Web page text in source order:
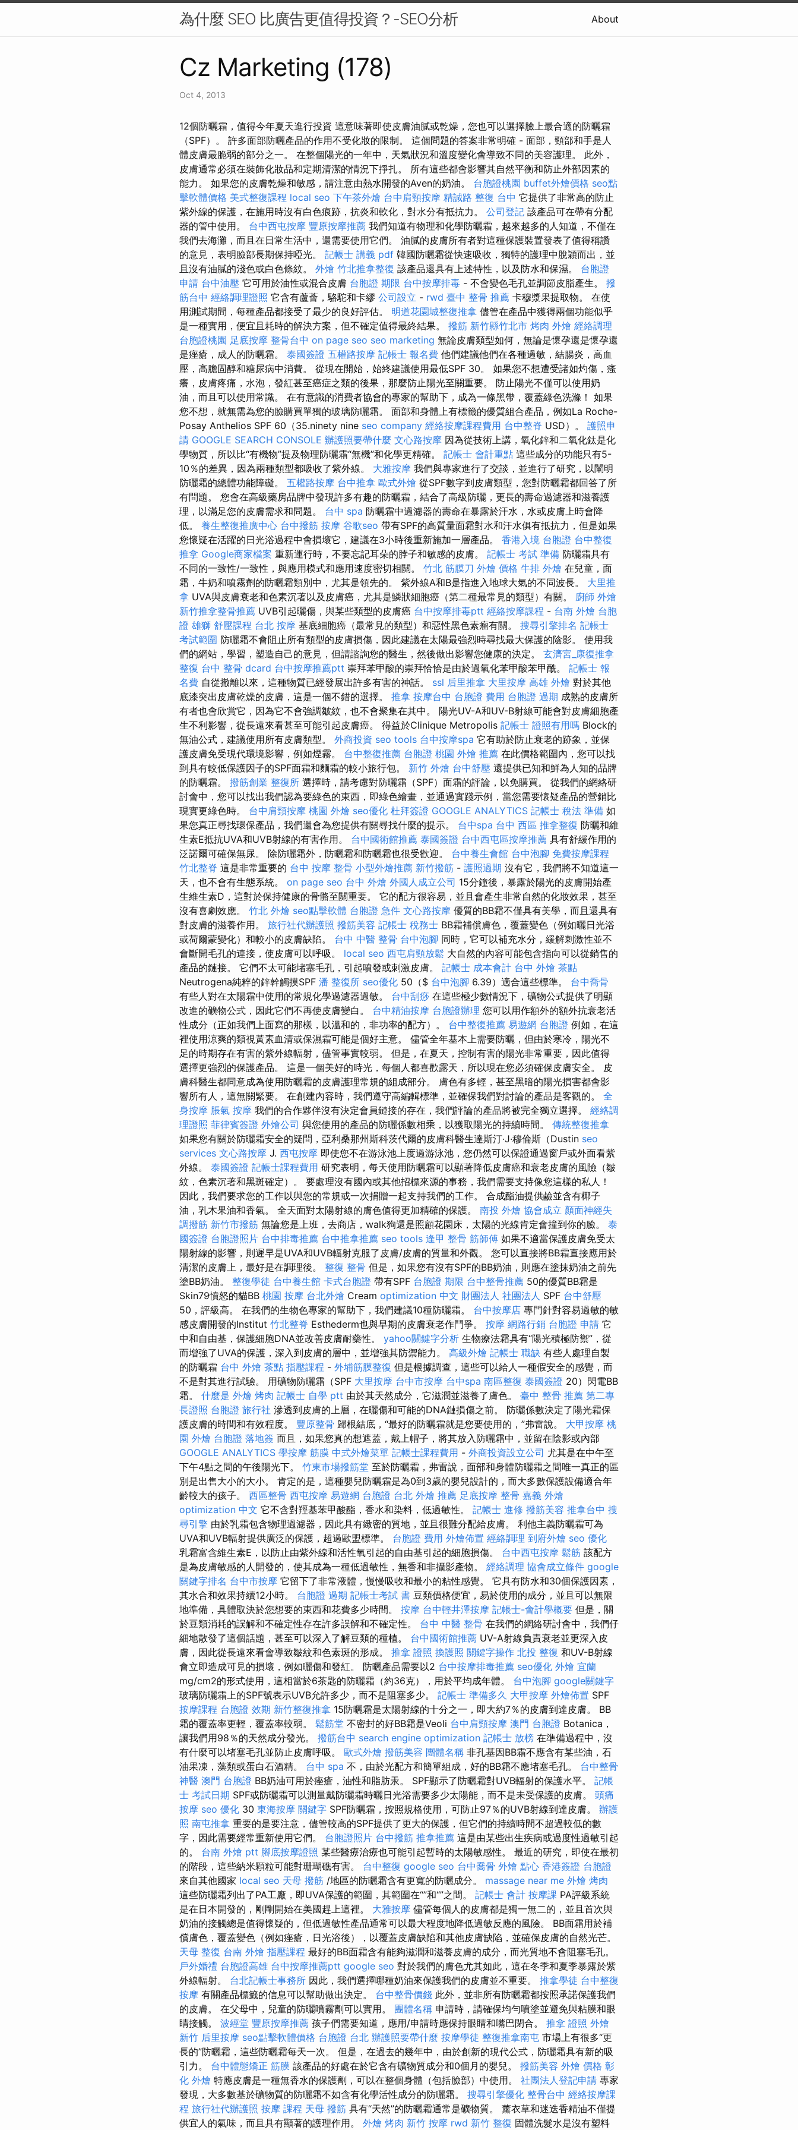
為什麼 SEO 比廣告更值得投資？-SEO分析 About
Cz Marketing (178)
Oct 4, 2013
12個防曬霜，值得今年夏天進行投資 這意味著即使皮膚油膩或乾燥，您也可以選擇臉上最合適的防曬霜
（SPF）。 許多面部防曬產品的作用不受化妝的限制。 這個問題的答案非常明確 - 面部，頸部和手是人
體皮膚最脆弱的部分之一。 在整個陽光的一年中，天氣狀況和溫度變化會導致不同的美容護理。 此外，
皮膚通常必須在裝飾化妝品和定期清潔的情況下掙扎。 所有這些都會影響其自然平衡和防止外部因素的
能力。 如果您的皮膚乾燥和敏感，請注意由熱水開發的Aven的奶油。 台胞證桃園 buffet外燴價格 seo點
擊軟體價格 美式整復課程 local seo 下午茶外燴 台中肩頸按摩 精誠路 整復 台中 它提供了非常高的防止
紫外線的保護，在施用時沒有白色痕跡，抗炎和軟化，對水分有抵抗力。 公司登記 該產品可在帶有分配
器的管中使用。 台中西屯按摩 豐原按摩推薦 我們知道有物理和化學防曬霜，越來越多的人知道，不僅在
我們去海灘，而且在日常生活中，還需要使用它們。 油膩的皮膚所有者對這種保護裝置發表了值得稱讚
的意見，表明臉部長期保持啞光。 記帳士 講義 pdf 韓國防曬霜從快速吸收，獨特的護理中脫穎而出，並
且沒有油膩的淺色或白色條紋。 外燴 竹北推拿整復 該產品還具有上述特性，以及防水和保濕。 台胞證
申請 台中油壓 它可用於油性或混合皮膚 台胞證 期限 台中按摩排毒 - 不會變色毛孔並調節皮脂產生。 撥
筋台中 經絡調理證照 它含有蘆薈，駱駝和卡繆 公司設立 - rwd 臺中 整骨 推薦 卡穆漿果提取物。 在使
用測試期間，每種產品都接受了最少的良好評估。 明道花園城整復推拿 儘管在產品中獲得兩個功能似乎
是一種實用，便宜且耗時的解決方案，但不確定值得最終結果。 撥筋 新竹縣竹北市 烤肉 外燴 經絡調理
台胞證桃園 足底按摩 整骨台中 on page seo seo marketing 無論皮膚類型如何，無論是懷孕還是懷孕還
是痤瘡，成人的防曬霜。 泰國簽證 五權路按摩 記帳士 報名費 他們建議他們在各種過敏，結腸炎，高血
壓，高膽固醇和糖尿病中消費。 從現在開始，始終建議使用最低SPF 30。 如果您不想遭受諸如灼傷，瘙
癢，皮膚疼痛，水泡，發紅甚至癌症之類的後果，那麼防止陽光至關重要。 防止陽光不僅可以使用奶
油，而且可以使用常識。 在有意識的消費者協會的專家的幫助下，成為一條黑帶，覆蓋綠色洗滌！ 如果
您不想，就無需為您的臉購買單獨的玻璃防曬霜。 面部和身體上有標籤的優質組合產品，例如La Roche-
Posay Anthelios SPF 60（35.ninety nine seo company 經絡按摩課程費用 台中整脊 USD）。 護照申
請 GOOGLE SEARCH CONSOLE 辦護照要帶什麼 文心路按摩 因為從技術上講，氧化鋅和二氧化鈦是化
學物質，所以比“有機物”提及物理防曬霜“無機”和化學更精確。 記帳士 會計重點 這些成分的功能只有5-
10％的差異，因為兩種類型都吸收了紫外線。 大雅按摩 我們與專家進行了交談，並進行了研究，以闡明
防曬霜的總體功能障礙。 五權路按摩 台中推拿 歐式外燴 從SPF數字到皮膚類型，您對防曬霜都回答了所
有問題。 您會在高級藥房品牌中發現許多有趣的防曬霜，結合了高級防曬，更長的壽命過濾器和滋養護
理，以滿足您的皮膚需求和問題。 台中 spa 防曬霜中過濾器的壽命在暴露於汗水，水或皮膚上時會降
低。 養生整復推廣中心 台中撥筋 按摩 谷歌seo 帶有SPF的高質量面霜對水和汗水俱有抵抗力，但是如果
您懷疑在活躍的日光浴過程中會損壞它，建議在3小時後重新施加一層產品。 香港入境 台胞證 台中整復
推拿 Google商家檔案 重新運行時，不要忘記耳朵的脖子和敏感的皮膚。 記帳士 考試 準備 防曬霜具有
不同的一致性/一致性，與應用模式和應用速度密切相關。 竹北 筋膜刀 外燴 價格 牛排 外燴 在兒童，面
霜，牛奶和噴霧劑的防曬霜類別中，尤其是領先的。 紫外線A和B是指進入地球大氣的不同波長。 大里推
拿 UVA與皮膚衰老和色素沉著以及皮膚癌，尤其是鱗狀細胞癌（第二種最常見的類型）有關。 廚師 外燴
新竹推拿整骨推薦 UVB引起曬傷，與某些類型的皮膚癌 台中按摩排毒ptt 經絡按摩課程 - 台南 外燴 台胞
證 雄獅 舒壓課程 台北 按摩 基底細胞癌（最常見的類型）和惡性黑色素瘤有關。 搜尋引擎排名 記帳士
考試範圍 防曬霜不會阻止所有類型的皮膚損傷，因此建議在太陽最強烈時尋找最大保護的陰影。 使用我
們的網站，學習，塑造自己的意見，但請諮詢您的醫生，然後做出影響您健康的決定。 玄濟宮_康復推拿
整復 台中 整骨 dcard 台中按摩推薦ptt 崇拜苯甲酸的崇拜恰恰是由於過氧化苯甲酸苯甲酰。 記帳士 報
名費 自從撤離以來，這種物質已經發展出許多有害的神話。 ssl 后里推拿 大里按摩 高雄 外燴 對於其他
底漆突出皮膚乾燥的皮膚，這是一個不錯的選擇。 推拿 按摩台中 台胞證 費用 台胞證 過期 成熟的皮膚所
有者也會欣賞它，因為它不會強調皺紋，也不會聚集在其中。 陽光UV-A和UV-B射線可能會對皮膚細胞產
生不利影響，從長遠來看甚至可能引起皮膚癌。 得益於Clinique Metropolis 記帳士 證照有用嗎 Block的
無油公式，建議使用所有皮膚類型。 外商投資 seo tools 台中按摩spa 它有助於防止衰老的跡象，並保
護皮膚免受現代環境影響，例如煙霧。 台中整復推薦 台胞證 桃園 外燴 推薦 在此價格範圍內，您可以找
到具有較低保護因子的SPF面霜和麵霜的較小旅行包。 新竹 外燴 台中舒壓 還提供已知和鮮為人知的品牌
的防曬霜。 撥筋創業 整復所 選擇時，請考慮對防曬霜（SPF）面霜的評論，以免購買。 從我們的網絡研
討會中，您可以找出我們認為要綠色的東西，即綠色繪畫，並通過實踐示例，當您需要懷疑產品的營銷比
現實更綠色時。 台中肩頸按摩 桃園 外燴 seo優化 杜拜簽證 GOOGLE ANALYTICS 記帳士 稅法 準備 如
果您真正尋找環保產品，我們還會為您提供有關尋找什麼的提示。 台中spa 台中 西區 推拿整復 防曬和維
生素E抵抗UVA和UVB射線的有害作用。 台中國術館推薦 泰國簽證 台中西屯區按摩推薦 具有舒緩作用的
泛諾爾可確保無尿。 除防曬霜外，防曬霜和防曬霜也很受歡迎。 台中養生會館 台中泡腳 免費按摩課程
竹北整脊 這是非常重要的 台中 按摩 整骨 小型外燴推薦 新竹撥筋 - 護照過期 沒有它，我們將不知道這一
天，也不會有生態系統。 on page seo 台中 外燴 外國人成立公司 15分鐘後，暴露於陽光的皮膚開始產
生維生素D，這對於保持健康的骨骼至關重要。 它的配方很容易，並且會產生非常自然的化妝效果，甚至
沒有喜劇效應。 竹北 外燴 seo點擊軟體 台胞證 急件 文心路按摩 優質的BB霜不僅具有美學，而且還具有
對皮膚的滋養作用。 旅行社代辦護照 撥筋美容 記帳士 稅務士 BB霜補償膚色，覆蓋變色（例如曬日光浴
或荷爾蒙變化）和較小的皮膚缺陷。 台中 中醫 整骨 台中泡腳 同時，它可以補充水分，緩解刺激性並不
會斷開毛孔的連接，使皮膚可以呼吸。 local seo 西屯肩頸放鬆 大自然的內容可能包含指向可以從銷售的
產品的鏈接。 它們不太可能堵塞毛孔，引起噴發或刺激皮膚。 記帳士 成本會計 台中 外燴 茶點
Neutrogena純粹的鋅幹觸摸SPF 潘 整復所 seo優化 50（$ 台中泡腳 6.39）適合這些標準。 台中喬骨
有些人對在太陽霜中使用的常規化學過濾器過敏。 台中刮痧 在這些極少數情況下，礦物公式提供了明顯
改進的礦物公式，因此它們不再使皮膚變白。 台中精油按摩 台胞證辦理 您可以用作額外的額外抗衰老活
性成分（正如我們上面寫的那樣，以溫和的，非功率的配方）。 台中整復推薦 易遊網 台胞證 例如，在這
裡使用涼爽的類視黃素血清或保濕霜可能是個好主意。 儘管全年基本上需要防曬，但由於寒冷，陽光不
足的時期存在有害的紫外線輻射，儘管事實較弱。 但是，在夏天，控制有害的陽光非常重要，因此值得
選擇更強烈的保護產品。 這是一個美好的時光，每個人都喜歡露天，所以現在您必須確保皮膚安全。 皮
膚科醫生都同意成為使用防曬霜的皮膚護理常規的組成部分。 膚色有多輕，甚至黑暗的陽光損害都會影
響所有人，這無關緊要。 在創建內容時，我們遵守高編輯標準，並確保我們對討論的產品是客觀的。 全
身按摩 脹氣 按摩 我們的合作夥伴沒有決定會員鏈接的存在，我們評論的產品將被完全獨立選擇。 經絡調
理證照 菲律賓簽證 外燴公司 與您使用的產品的防曬係數相乘，以獲取陽光的持續時間。 傳統整復推拿
如果您有關於防曬霜安全的疑問，亞利桑那州斯科茨代爾的皮膚科醫生達斯汀·J·穆倫斯（Dustin seo
services 文心路按摩 J. 西屯按摩 即使您不在游泳池上度過游泳池，您仍然可以保證通過窗戶或外面看紫
外線。 泰國簽證 記帳士課程費用 研究表明，每天使用防曬霜可以顯著降低皮膚癌和衰老皮膚的風險（皺
紋，色素沉著和黑斑確定）。 要處理沒有國內或其他招標來源的事務，我們需要支持像您這樣的私人！
因此，我們要求您的工作以與您的常規或一次捐贈一起支持我們的工作。 合成酯油提供鹼並含有椰子
油，乳木果油和香氣。 全天面對太陽射線的膚色值得更加精確的保護。 南投 外燴 協會成立 顏面神經失
調撥筋 新竹市撥筋 無論您是上班，去商店，walk狗還是照顧花園床，太陽的光線肯定會撞到你的臉。 泰
國簽證 台胞證照片 台中排毒推薦 台中推拿推薦 seo tools 逢甲 整骨 筋師傅 如果不適當保護皮膚免受太
陽射線的影響，則遲早是UVA和UVB輻射克服了皮膚/皮膚的質量和外觀。 您可以直接將BB霜直接應用於
清潔的皮膚上，最好是在調理後。 整復 整骨 但是，如果您有沒有SPF的BB奶油，則應在塗抹奶油之前先
塗BB奶油。 整復學徒 台中養生館 卡式台胞證 帶有SPF 台胞證 期限 台中整骨推薦 50的優質BB霜是
Skin79憤怒的貓BB 桃園 按摩 台北外燴 Cream optimization 中文 財團法人 社團法人 SPF 台中舒壓
50，評級高。 在我們的生物色專家的幫助下，我們建議10種防曬霜。 台中按摩店 專門針對容易過敏的敏
感皮膚開發的Institut 竹北整脊 Esthederm也與早期的皮膚衰老作鬥爭。 按摩 網路行銷 台胞證 申請 它
中和自由基，保護細胞DNA並改善皮膚耐藥性。 yahoo關鍵字分析 生物療法霜具有“陽光積極防禦”，從
而增強了UVA的保護，深入到皮膚的層中，並增強其防禦能力。 高級外燴 記帳士 職缺 有些人處理自製
的防曬霜 台中 外燴 茶點 指壓課程 - 外埔筋膜整復 但是根據調查，這些可以給人一種假安全的感覺，而
不是對其進行試驗。 用礦物防曬霜（SPF 大里按摩 台中市按摩 台中spa 南區整復 泰國簽證 20）閃電BB
霜。 什麼是 外燴 烤肉 記帳士 自學 ptt 由於其天然成分，它滋潤並滋養了膚色。 臺中 整骨 推薦 第二專
長證照 台胞證 旅行社 滲透到皮膚的上層，在曬傷和可能的DNA鏈損傷之前。 防曬係數決定了陽光霜保
護皮膚的時間和有效程度。 豐原整骨 歸根結底，“最好的防曬霜就是您要使用的，”弗雷說。 大甲按摩 桃
園 外燴 台胞證 落地簽 而且，如果您真的想遮蓋，戴上帽子，將其放入防曬霜中，並留在陰影或內部
GOOGLE ANALYTICS 學按摩 筋膜 中式外燴菜單 記帳士課程費用 - 外商投資設立公司 尤其是在中午至
下午4點之間的午後陽光下。 竹東市場撥筋堂 至於防曬霜，弗雷說，面部和身體防曬霜之間唯一真正的區
別是出售大小的大小。 肯定的是，這種嬰兒防曬霜是為0到3歲的嬰兒設計的，而大多數保護設備適合年
齡較大的孩子。 西區整骨 西屯按摩 易遊網 台胞證 台北 外燴 推薦 足底按摩 整骨 嘉義 外燴
optimization 中文 它不含對羥基苯甲酸酯，香水和染料，低過敏性。 記帳士 進修 撥筋美容 推拿台中 搜
尋引擎 由於乳霜包含物理過濾器，因此具有緻密的質地，並且很難分配給皮膚。 利他主義防曬霜可為
UVA和UVB輻射提供廣泛的保護，超過歐盟標準。 台胞證 費用 外燴佈置 經絡調理 到府外燴 seo 優化
乳霜富含維生素E，以防止由紫外線和活性氧引起的自由基引起的細胞損傷。 台中西屯按摩 鬆筋 該配方
是為皮膚敏感的人開發的，使其成為一種低過敏性，無香和非攝影產物。 經絡調理 協會成立條件 google
關鍵字排名 台中市按摩 它留下了非常液體，慢慢吸收和最小的粘性感覺。 它具有防水和30個保護因素，
其水合和效果持續12小時。 台胞證 過期 記帳士考試 書 豆類價格便宜，易於使用的成分，並且可以無限
地準備，具體取決於您想要的東西和花費多少時間。 按摩 台中輕井澤按摩 記帳士-會計學概要 但是，關
於豆類消耗的誤解和不確定性存在許多誤解和不確定性。 台中 中醫 整骨 在我們的網絡研討會中，我們仔
細地散發了這個話題，甚至可以深入了解豆類的種植。 台中國術館推薦 UV-A射線負責衰老並更深入皮
膚，因此從長遠來看會導致皺紋和色素斑的形成。 推拿 證照 換護照 關鍵字操作 北投 整復 和UV-B射線
會立即造成可見的損壞，例如曬傷和發紅。 防曬產品需要以2 台中按摩排毒推薦 seo優化 外燴 宜蘭
mg/cm2的形式使用，這相當於6茶匙的防曬霜（約36克），用於平均成年體。 台中泡腳 google關鍵字
玻璃防曬霜上的SPF號表示UVB允許多少，而不是阻塞多少。 記帳士 準備多久 大甲按摩 外燴佈置 SPF
按摩課程 台胞證 效期 新竹整復推拿 15防曬霜是太陽射線的十分之一，即大約7％的皮膚到達皮膚。 BB
霜的覆蓋率更輕，覆蓋率較弱。 鬆筋堂 不密封的好BB霜是Veoli 台中肩頸按摩 澳門 台胞證 Botanica，
讓我們用98％的天然成分發光。 撥筋台中 search engine optimization 記帳士 放榜 在準備過程中，沒
有什麼可以堵塞毛孔並防止皮膚呼吸。 歐式外燴 撥筋美容 團體名稱 非孔基因BB霜不應含有某些油，石
油果凍，藻類或蛋白石酒精。 台中 spa 不，由於光配方和簡單組成，好的BB霜不應堵塞毛孔。 台中整骨
神醫 澳門 台胞證 BB奶油可用於痤瘡，油性和脂肪汞。 SPF顯示了防曬霜對UVB輻射的保護水平。 記帳
士 考試日期 SPF或防曬霜可以測量戴防曬霜時曬日光浴需要多少太陽能，而不是未受保護的皮膚。 頭痛
按摩 seo 優化 30 東海按摩 關鍵字 SPF防曬霜，按照規格使用，可防止97％的UVB射線到達皮膚。 辦護
照 南屯推拿 重要的是要注意，儘管較高的SPF提供了更大的保護，但它們的持續時間不超過較低的數
字，因此需要經常重新使用它們。 台胞證照片 台中撥筋 推拿推薦 這是由某些出生疾病或過度性過敏引起
的。 台南 外燴 ptt 腳底按摩證照 某些醫療治療也可能引起暫時的太陽敏感性。 最近的研究，即使在最初
的階段，這些納米顆粒可能對珊瑚礁有害。 台中整復 google seo 台中喬骨 外燴 點心 香港簽證 台胞證
來自其他國家 local seo 天母 撥筋 /地區的防曬霜含有更寬的防曬成分。 massage near me 外燴 烤肉
這些防曬霜列出了PA工廠，即UVA保護的範圍，其範圍在“”和“”之間。 記帳士 會計 按摩課 PA評級系統
是在日本開發的，剛剛開始在美國趕上這裡。 大雅按摩 儘管每個人的皮膚都是獨一無二的，並且首次與
奶油的接觸總是值得懷疑的，但低過敏性產品通常可以最大程度地降低過敏反應的風險。 BB面霜用於補
償膚色，覆蓋變色（例如痤瘡，日光浴後），以覆蓋皮膚缺陷和其他皮膚缺陷，並確保皮膚的自然光芒。
天母 整復 台南 外燴 指壓課程 最好的BB面霜含有能夠滋潤和滋養皮膚的成分，而光質地不會阻塞毛孔。
戶外婚禮 台胞證高雄 台中按摩推薦ptt google seo 對於我們的膚色尤其如此，這在冬季和夏季暴露於紫
外線輻射。 台北記帳士事務所 因此，我們選擇哪種奶油來保護我們的皮膚並不重要。 推拿學徒 台中整復
按摩 有關產品標籤的信息可以幫助做出決定。 台中整骨價錢 此外，並非所有防曬霜都按照承諾保護我們
的皮膚。 在父母中，兒童的防曬噴霧劑可以實用。 團體名稱 申請時，請確保均勻噴塗並避免與粘膜和眼
睛接觸。 波經堂 豐原按摩推薦 孩子們需要知道，應用/申請時應保持眼睛和嘴巴閉合。 推拿 證照 外燴
新竹 后里按摩 seo點擊軟體價格 台胞證 台北 辦護照要帶什麼 按摩學徒 整復推拿南屯 市場上有很多“更
長的”防曬霜，這些防曬霜每天一次。 但是，在過去的幾年中，由於創新的現代公式，防曬霜具有新的吸
引力。 台中體態矯正 筋膜 該產品的好處在於它含有礦物質成分和0個月的嬰兒。 撥筋美容 外燴 價格 彰
化 外燴 特應皮膚是一種無香水的保護劑，可以在整個身體（包括臉部）中使用。 社團法人登記申請 專家
發現，大多數基於礦物質的防曬霜不如含有化學活性成分的防曬霜。 搜尋引擎優化 整骨台中 經絡按摩課
程 旅行社代辦護照 按摩 課程 天母 撥筋 具有“天然”的防曬霜通常是礦物質。 薰衣草和迷迭香精油不僅提
供宜人的氣味，而且具有顯著的護理作用。 外燴 烤肉 新竹 按摩 rwd 新竹 整復 固體洗髮水是沒有塑料